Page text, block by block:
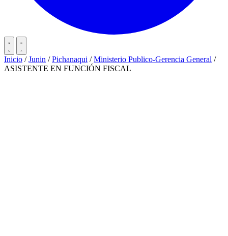
Inicio / Junin / Pichanaqui / Ministerio Publico-Gerencia General /
ASISTENTE EN FUNCIÓN FISCAL